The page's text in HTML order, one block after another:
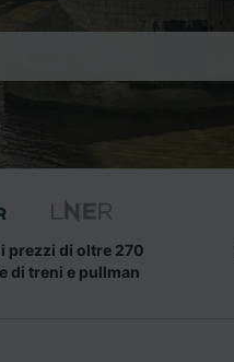
prezzi di oltre 270
di treni e pullman